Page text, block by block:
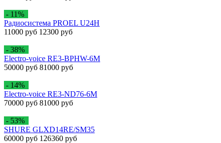
- 11%
Радиосистема PROEL U24H
11000 руб 12300 руб
- 38%
Electro-voice RE3-BPHW-6M
50000 руб 81000 руб
- 14%
Electro-voice RE3-ND76-6M
70000 руб 81000 руб
- 53%
SHURE GLXD14RE/SM35
60000 руб 126360 руб